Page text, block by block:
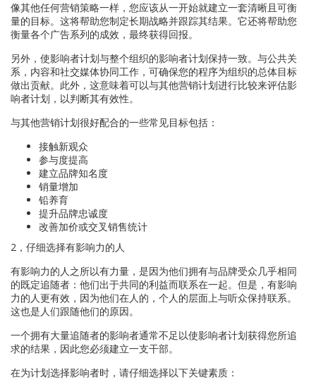
像其他任何营销策略一样，您应该从一开始就建立一套清晰且可衡
量的目标。这将帮助您制定长期战略并跟踪其结果。它还将帮助您
衡量各个广告系列的成效，最终获得回报。
另外，使影响者计划与整个组织的影响者计划保持一致。与公共关
系，内容和社交媒体协同工作，可确保您的程序为组织的总体目标
做出贡献。此外，这意味着可以与其他营销计划进行比较来评估影
响者计划，以判断其有效性。
与其他营销计划很好配合的一些常见目标包括：
接触新观众
参与度提高
建立品牌知名度
销量增加
铅养育
提升品牌忠诚度
改善加价或交叉销售统计
2，仔细选择有影响力的人
有影响力的人之所以有力量，是因为他们拥有与品牌受众几乎相同
的既定追随者：他们出于共同的利益而联系在一起。但是，有影响
力的人更有效，因为他们在人的，个人的层面上与听众保持联系。
这也是人们跟随他们的原因。
一个拥有大量追随者的影响者通常不足以使影响者计划获得您所追
求的结果，因此您必须建立一支干部。
在为计划选择影响者时，请仔细选择以下关键素质：